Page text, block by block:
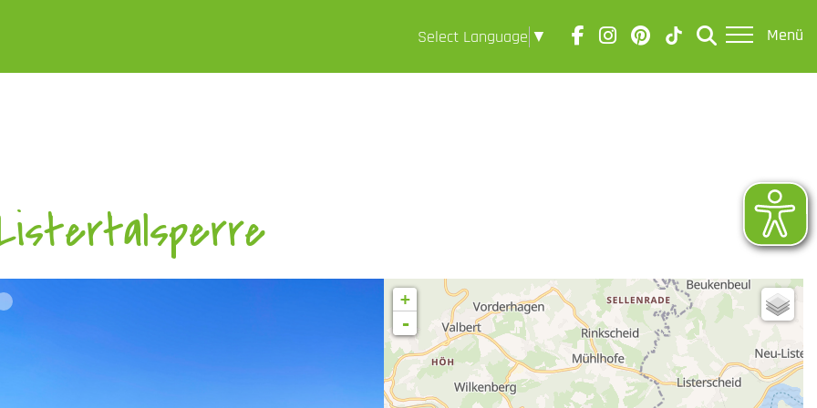
Select Language ▼ Menü
+
-